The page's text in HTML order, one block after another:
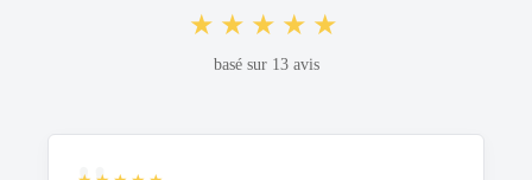
★★★★★
basé sur 13 avis